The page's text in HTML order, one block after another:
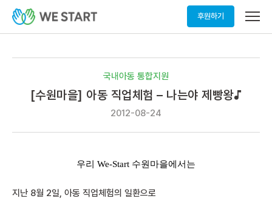
후원하기
메
열
국내아동 통합지원
[수원마을] 아동 직업체험 – 나는야 제빵왕♪
2012-08-24
우리 We-Start 수원마을에서는
지난 8월 2일, 아동 직업체험의 일환으로